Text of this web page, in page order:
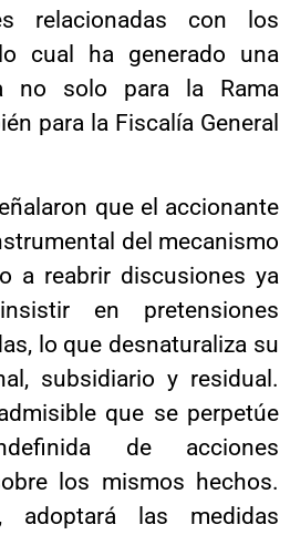
relacionadas con los
cual ha generado una
no solo para la Rama
para la Fiscalía General
que el accionante
del mecanismo
a reabrir discusiones ya
en pretensiones
lo que desnaturaliza su
subsidiario y residual.
que se perpetúe
de acciones
los mismos hechos.
adoptará las medidas